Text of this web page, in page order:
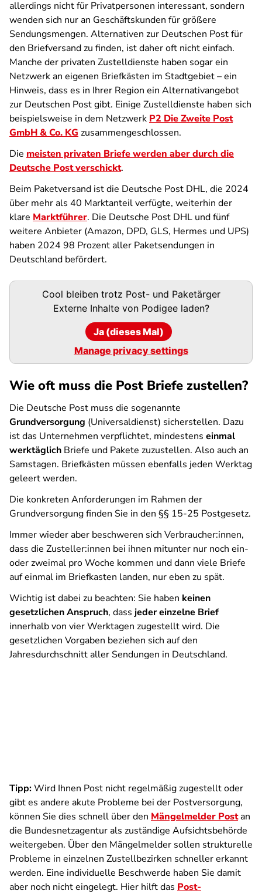
allerdings nicht für Privatpersonen interessant, sondern
wenden sich nur an Geschäftskunden für größere
Sendungsmengen. Alternativen zur Deutschen Post für
den Briefversand zu finden, ist daher oft nicht einfach.
Manche der privaten Zustelldienste haben sogar ein
Netzwerk an eigenen Briefkästen im Stadtgebiet – ein
Hinweis, dass es in Ihrer Region ein Alternativangebot
zur Deutschen Post gibt. Einige Zustelldienste haben sich
beispielsweise in dem Netzwerk P2 Die Zweite Post
GmbH & Co. KG zusammengeschlossen.
Die meisten privaten Briefe werden aber durch die
Deutsche Post verschickt.
Beim Paketversand ist die Deutsche Post DHL, die 2024
über mehr als 40 Marktanteil verfügte, weiterhin der
klare Marktführer. Die Deutsche Post DHL und fünf
weitere Anbieter (Amazon, DPD, GLS, Hermes und UPS)
haben 2024 98 Prozent aller Paketsendungen in
Deutschland befördert.
Podigee-Cool bleiben trotz Post- und Paketärger
Externe Inhalte von Podigeeladen?
Ja (dieses Mal)
Manage privacy settings
Wie oft muss die Post Briefe zustellen?
Die Deutsche Post muss die sogenannte
Grundversorgung (Universaldienst) sicherstellen. Dazu
ist das Unternehmen verpflichtet, mindestens einmal
werktäglich Briefe und Pakete zuzustellen. Also auch an
Samstagen. Briefkästen müssen ebenfalls jeden Werktag
geleert werden.
Die konkreten Anforderungen im Rahmen der
Grundversorgung finden Sie in den §§ 15-25 Postgesetz.
Immer wieder aber beschweren sich Verbraucher:innen,
dass die Zusteller:innen bei ihnen mitunter nur noch ein-
oder zweimal pro Woche kommen und dann viele Briefe
auf einmal im Briefkasten landen, nur eben zu spät.
Wichtig ist dabei zu beachten: Sie haben keinen
gesetzlichen Anspruch, dass jeder einzelne Brief
innerhalb von vier Werktagen zugestellt wird. Die
gesetzlichen Vorgaben beziehen sich auf den
Jahresdurchschnitt aller Sendungen in Deutschland.
Tipp:Wird Ihnen Post nicht regelmäßig zugestellt oder
gibt es andere akute Probleme bei der Postversorgung,
können Sie dies schnell über den Mängelmelder Postan
die Bundesnetzagentur als zuständige Aufsichtsbehörde
weitergeben. Über den Mängelmelder sollen strukturelle
Probleme in einzelnen Zustellbezirken schneller erkannt
werden. Eine individuelle Beschwerde haben Sie damit
aber noch nicht eingelegt. Hier hilft das Post-